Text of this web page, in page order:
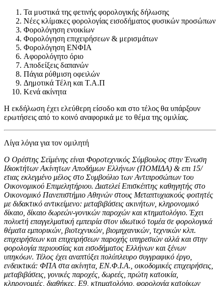
Τα μυστικά της φετινής φορολογικής δήλωσης
Νέες κλίμακες φορολογίας εισοδήματος φυσικών προσώπων
Φορολόγηση ενοικίων
Φορολόγηση επιχειρήσεων & μερισμάτων
Φορολόγηση ΕΝΦΙΑ
Αφορολόγητο όριο
Αποδείξεις δαπανών
Πάγια ρύθμιση οφειλών
Δημοτικά Τέλη και Τ.Α.Π
Κενά ακίνητα
Η εκδήλωση έχει ελεύθερη είσοδο και στο τέλος θα υπάρξουν
ερωτήσεις από το κοινό αναφορικά με το θέμα της ομιλίας.
Λίγα λόγια για τον ομιλητή
Ο Ορέστης Σεϊμένης είναι Φοροτεχνικός Σύμβουλος στην Ένωση
Ιδιοκτήτων Ακίνητων Αποδήμων Ελλήνων (ΠΟΜΙΔΑ) & επι 15/
ετιας εκλεγμένο μέλος στο Συμβούλιο των Αντιπροσώπων του
Οικονομικού Επιμελητήριου. Διατελεί Eπισκέπτης καθηγητής στο
Οικονομικό Πανεπιστήμιο Αθηνών στους Μεταπτυχιακούς φοιτητές
με διδακτικό αντικείμενο: μεταβιβάσεις ακινήτων, κληρονομικό
δίκαιο, δίκαιο δωρεών-γονικών παροχών και κτηματολόγιο. Έχει
πολυετή επαγγελματική εμπειρία στον ιδιωτικό τομέα σε φορολογικά
θέματα εμπορικών, βιοτεχνικών, βιομηχανικών, τεχνικών κλπ.
επιχειρήσεων και επιχειρήσεων παροχής υπηρεσιών αλλά και στην
φορολογία περιουσίας και εισοδήματος Ελλήνων και ξένων
υπηκόων. Τέλος έχει αναπτύξει πολύπλευρο συγγραφικό έργο,
ενδεικτικά: ΦΠΑ στα ακίνητα, ΕΝ.Φ.Ι.Α., οικοδομικές επιχειρήσεις,
μεταβιβάσεις, γονικές παροχές, δωρεές, πρώτη κατοικία,
κληρονομιές, διαθήκες, Ε9, κτηματολόγιο, φορολογία κατοίκων